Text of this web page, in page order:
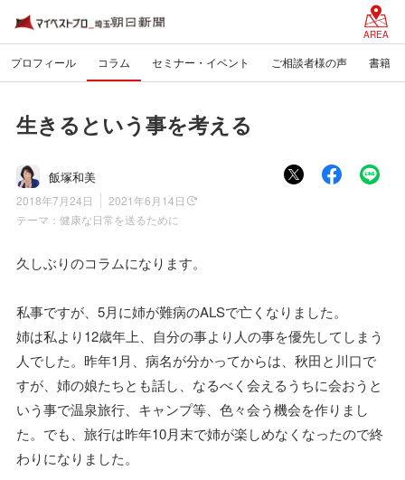
AREA
プロフィール コラム セミナー・イベント ご相談者様の声 書籍
生きるという事を考える
飯塚和美
2018年7月24日
2021年6月14日
テーマ： 健康な日常を送るために
久しぶりのコラムになります。
私事ですが、5月に姉が難病のALSで亡くなりました。
姉は私より12歳年上、自分の事より人の事を優先してしまう
人でした。昨年1月、病名が分かってからは、秋田と川口で
すが、姉の娘たちとも話し、なるべく会えるうちに会おうと
いう事で温泉旅行、キャンプ等、色々会う機会を作りまし
た。でも、旅行は昨年10月末で姉が楽しめなくなったので終
わりになりました。